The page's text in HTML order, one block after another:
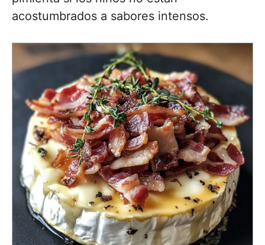
acostumbrados a sabores intensos.